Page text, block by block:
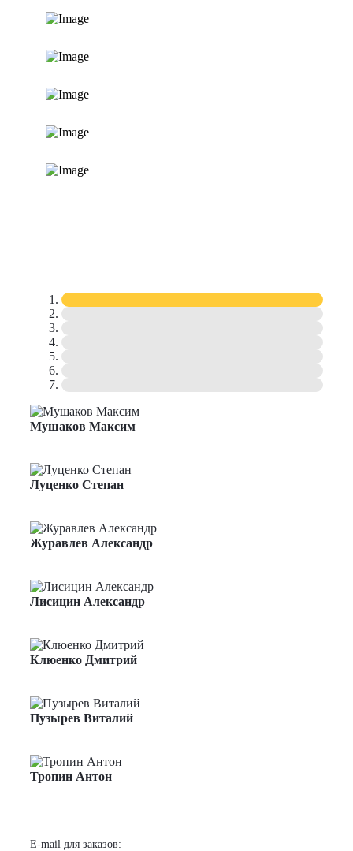
Мушаков Максим
Луценко Степан
Журавлев Александр
Лисицин Александр
Клюенко Дмитрий
Пузырев Виталий
Тропин Антон
E-mail для заказов: